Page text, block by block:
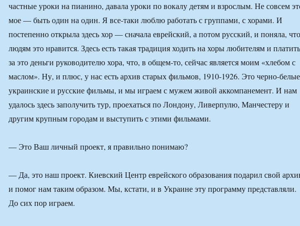
частные уроки на пианино, давала уроки по вокалу детям и взрослым. Не совсем
мое — быть один на один. Я все-таки люблю работать с группами, с хорами. И
постепенно открыла здесь хор — сначала еврейский, а потом русский, и поняла, что
людям это нравится. Здесь есть такая традиция ходить на хоры любителям и платить
за это деньги руководителю хора, что, в общем-то, сейчас является моим «хлебом с
маслом». Ну, и плюс, у нас есть архив старых фильмов, 1910-1926. Это черно-белые
украинские и русские фильмы, и мы играем с мужем живой аккомпанемент. И нам
удалось здесь заполучить тур, проехаться по Лондону, Ливерпулю, Манчестеру и
другим крупным городам и выступить с этими фильмами.
— Это Ваш личный проект, я правильно понимаю?
— Да, это наш проект. Киевский Центр еврейского образования подарил свой
и помог нам таким образом. Мы, кстати, и в Украине эту программу представляли.
До сих пор играем.